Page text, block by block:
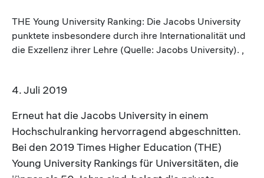
THE Young University Ranking: Die Jacobs University
punktete insbesondere durch ihre Internationalität und
die Exzellenz ihrer Lehre (Quelle: Jacobs University). ,
4. Juli 2019
Erneut hat die Jacobs University in einem
Hochschulranking hervorragend abgeschnitten.
Bei den 2019 Times Higher Education (THE)
Young University Rankings für Universitäten, die